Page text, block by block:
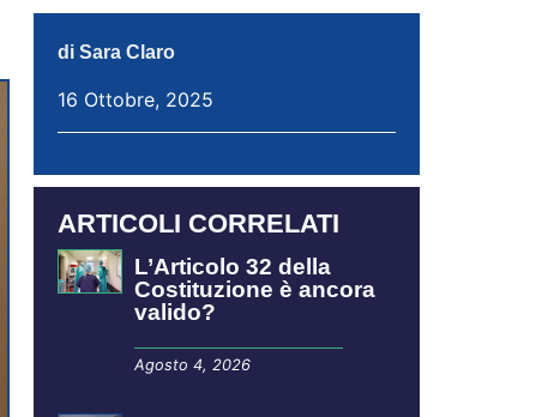
di Sara Claro
16 Ottobre, 2025
ARTICOLI CORRELATI
L’Articolo 32 della
Costituzione è ancora
valido?
Agosto 4, 2026